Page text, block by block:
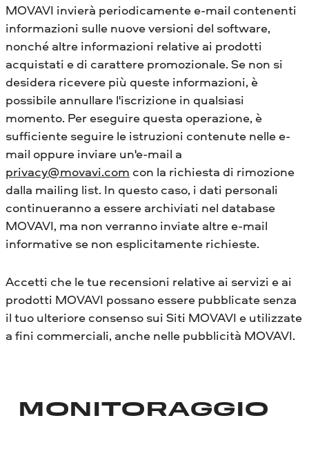
MOVAVI invierà periodicamente e-mail contenenti
informazioni sulle nuove versioni del software,
nonché altre informazioni relative ai prodotti
acquistati e di carattere promozionale. Se non si
desidera ricevere più queste informazioni, è
possibile annullare l'iscrizione in qualsiasi
momento. Per eseguire questa operazione, è
sufficiente seguire le istruzioni contenute nelle e-
mail oppure inviare un'e-mail a
privacy@movavi.com con la richiesta di rimozione
dalla mailing list. In questo caso, i dati personali
continueranno a essere archiviati nel database
MOVAVI, ma non verranno inviate altre e-mail
informative se non esplicitamente richieste.
Accetti che le tue recensioni relative ai servizi e ai
prodotti MOVAVI possano essere pubblicate senza
il tuo ulteriore consenso sui Siti MOVAVI e utilizzate
a fini commerciali, anche nelle pubblicità MOVAVI.
MONITORAGGIO